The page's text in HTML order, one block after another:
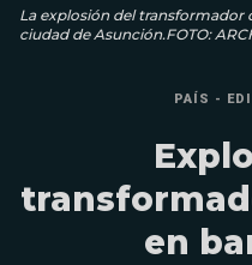
La explosión del transformador
ciudad de Asunción.FOTO:
PAÍS -
en